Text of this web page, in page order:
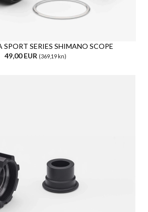
SPORT SERIES SHIMANO SCOPE
49,00 EUR (369,19 kn)